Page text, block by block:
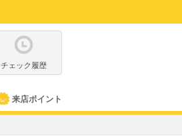
チェック履歴
来店ポイント